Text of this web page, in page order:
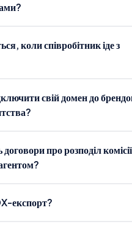
коли співробітник іде з
свій домен до
про розподіл
експорт?